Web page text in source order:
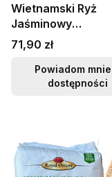
Wietnamski Ryż
Jaśminowy
Aromatyczny Duży
Worek Dla Całej Rodziny
4,5kg ROYAL
Cena
71,90 zł
Powiadom
dostępności